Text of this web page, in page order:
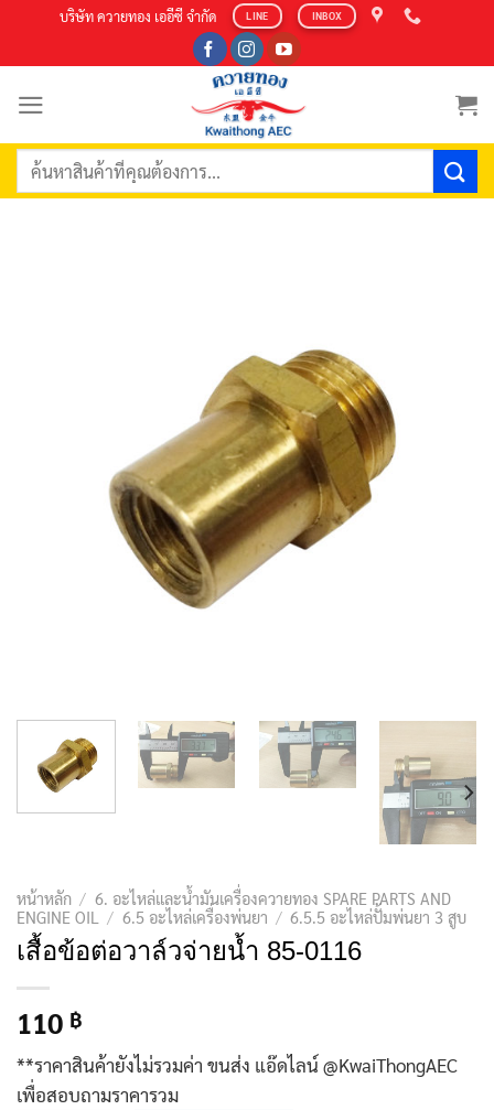
content
บริษัท ควายทอง เออีซี จำกัด LINE INBOX
ค้นหา:
หน้าหลัก / 6. อะไหล่และน้ำมันเครื่องควายทอง SPARE PARTS AND
ENGINE OIL
/ 6.5 อะไหล่เครื่องพ่นยา / 6.5.5 อะไหล่ปั้มพ่นยา 3 สูบ
เสื้อข้อต่อวาล์วจ่ายน้ำ 85-0116
110 ฿
**ราคาสินค้ายังไม่รวมค่า ขนส่ง แอ๊ดไลน์ @KwaiThongAEC
เพื่อสอบถามราคารวม